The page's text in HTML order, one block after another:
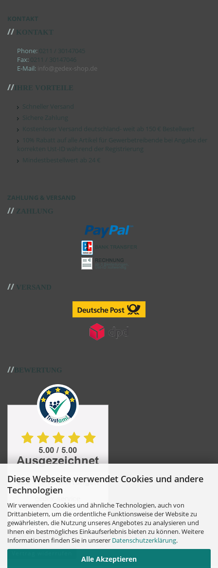
Diese Webseite verwendet Cookies und andere
Technologien
Wir verwenden Cookies und ähnliche Technologien, auch von
Drittanbietern, um die ordentliche Funktionsweise der Website zu
gewährleisten, die Nutzung unseres Angebotes zu analysieren und
Ihnen ein bestmögliches Einkaufserlebnis bieten zu können. Weitere
Informationen finden Sie in unserer Datenschutzerklärung.
Alle Akzeptieren
KONTAKT
// KONTAKT
Phone: 0211 / 30147045
Fax: 0211 / 30147046
E-Mail: info@gedex-shop.de
//IHRE VORTEILE
Schneller Versand
Sichere Zahlung
Kostenloser Versand deutschland- weit ab 150 € Bestellwert
10% Rabatt auf alle Artikel für Gewerbetreibende bei Angabe der
korrekten Ust-ID während der Registrierung
Mindestbestellwert ab 24 €
ZAHLUNG & VERSAND
// ZAHLUNG
// VERSAND
//BEWERTUNG